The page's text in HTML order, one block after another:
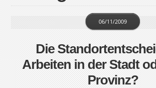
Die
Arbeiten in der Stadt
Provinz?
06/11/2009